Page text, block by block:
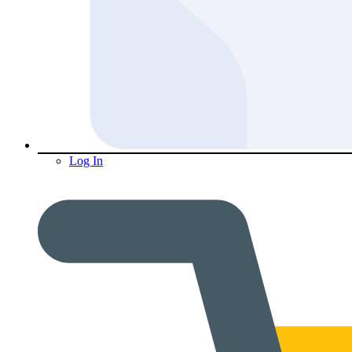
Log In